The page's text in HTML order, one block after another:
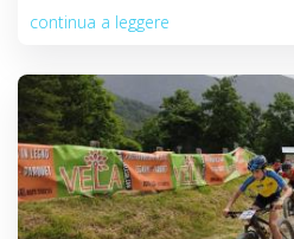
continua a leggere